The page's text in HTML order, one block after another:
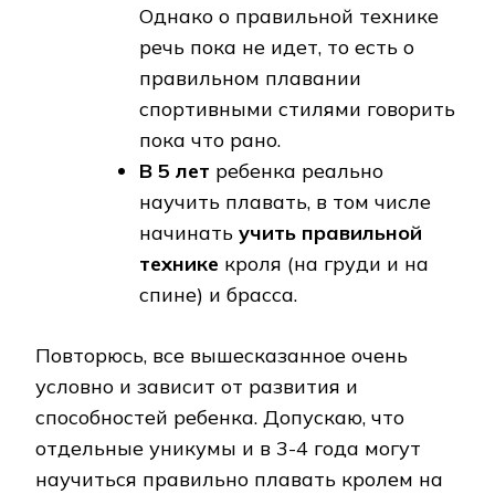
Однако о правильной технике
речь пока не идет, то есть о
правильном плавании
спортивными стилями говорить
пока что рано.
В 5 лет ребенка реально
научить плавать, в том числе
начинать учить правильной
технике кроля (на груди и на
спине) и брасса.
Повторюсь, все вышесказанное очень
условно и зависит от развития и
способностей ребенка. Допускаю, что
отдельные уникумы и в 3-4 года могут
научиться правильно плавать кролем на